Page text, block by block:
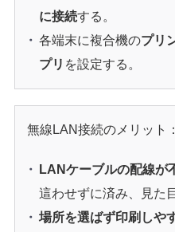
に接続する。
各端末に複合機のプリ
プリ を設定する。
無線LAN接続のメリット：
LANケーブルの配線が
這わせずに済み、見た
場所を選ばず印刷しや